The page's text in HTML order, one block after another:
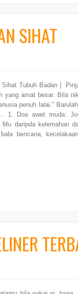
SIHAT
Sihat Tubuh Badan |
yang amat besar. Bila
penuh lalai."
1. Doa awet muda:
Mu daripda kelemahan
bala bencana,